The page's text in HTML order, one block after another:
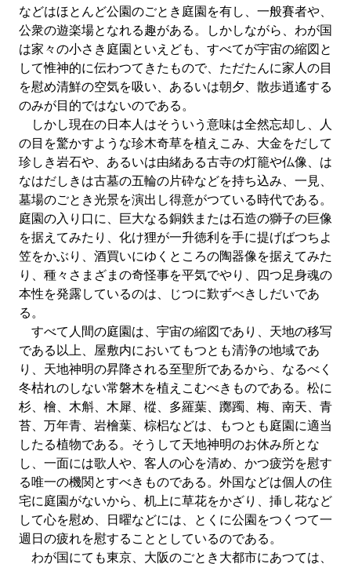
などはほとんど公園のごとき庭園を有し、一般賽者や、
公衆の遊楽場となれる趣がある。しかしながら、わが国
は家々の小さき庭園といえども、すべてが宇宙の縮図と
して惟神的に伝わつてきたもので、ただたんに家人の目
を慰め清鮮の空気を吸い、あるいは朝夕、散歩逍遙する
のみが目的ではないのである。
しかし現在の日本人はそういう意味は全然忘却し、人
の目を驚かすような珍木奇草を植えこみ、大金をだして
珍しき岩石や、あるいは由緒ある古寺の灯籠や仏像、は
なはだしきは古墓の五輪の片砕などを持ち込み、一見、
墓場のごとき光景を演出し得意がつている時代である。
庭園の入り口に、巨大なる銅鉄または石造の獅子の巨像
を据えてみたり、化け狸が一升徳利を手に提げばつちよ
笠をかぶり、酒買いにゆくところの陶器像を据えてみた
り、種々さまざまの奇怪事を平気でやり、四つ足身魂の
本性を発露しているのは、じつに歎ずべきしだいであ
る。
すべて人間の庭園は、宇宙の縮図であり、天地の移写
である以上、屋敷内においてもつとも清浄の地域であ
り、天地神明の昇降される至聖所であるから、なるべく
冬枯れのしない常磐木を植えこむべきものである。松に
杉、檜、木斛、木犀、樅、多羅葉、躑躅、梅、南天、青
苔、万年青、岩檜葉、棕梠などは、もつとも庭園に適当
したる植物である。そうして天地神明のお休み所とな
し、一面には歌人や、客人の心を清め、かつ疲労を慰す
る唯一の機関とすべきものである。外国などは個人の住
宅に庭園がないから、机上に草花をかざり、挿し花など
して心を慰め、日曜などには、とくに公園をつくつて一
週日の疲れを慰することとしているのである。
わが国にても東京、大阪のごとき大都市にあつては、